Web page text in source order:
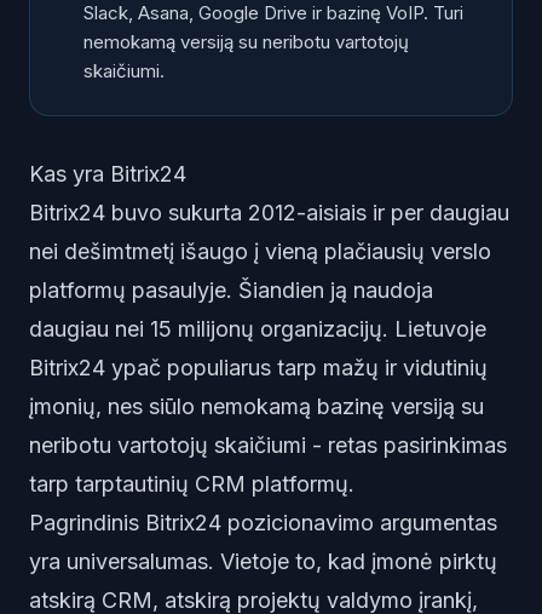
Slack, Asana, Google Drive ir bazinę VoIP. Turi
nemokamą versiją su neribotu vartotojų
skaičiumi.
Kas yra Bitrix24
Bitrix24 buvo sukurta 2012-aisiais ir per daugiau
nei dešimtmetį išaugo į vieną plačiausių verslo
platformų pasaulyje. Šiandien ją naudoja
daugiau nei 15 milijonų organizacijų. Lietuvoje
Bitrix24 ypač populiarus tarp mažų ir vidutinių
įmonių, nes siūlo nemokamą bazinę versiją su
neribotu vartotojų skaičiumi - retas pasirinkimas
tarp tarptautinių CRM platformų.
Pagrindinis Bitrix24 pozicionavimo argumentas
yra universalumas. Vietoje to, kad įmonė pirktų
atskirą CRM, atskirą projektų valdymo įrankį,